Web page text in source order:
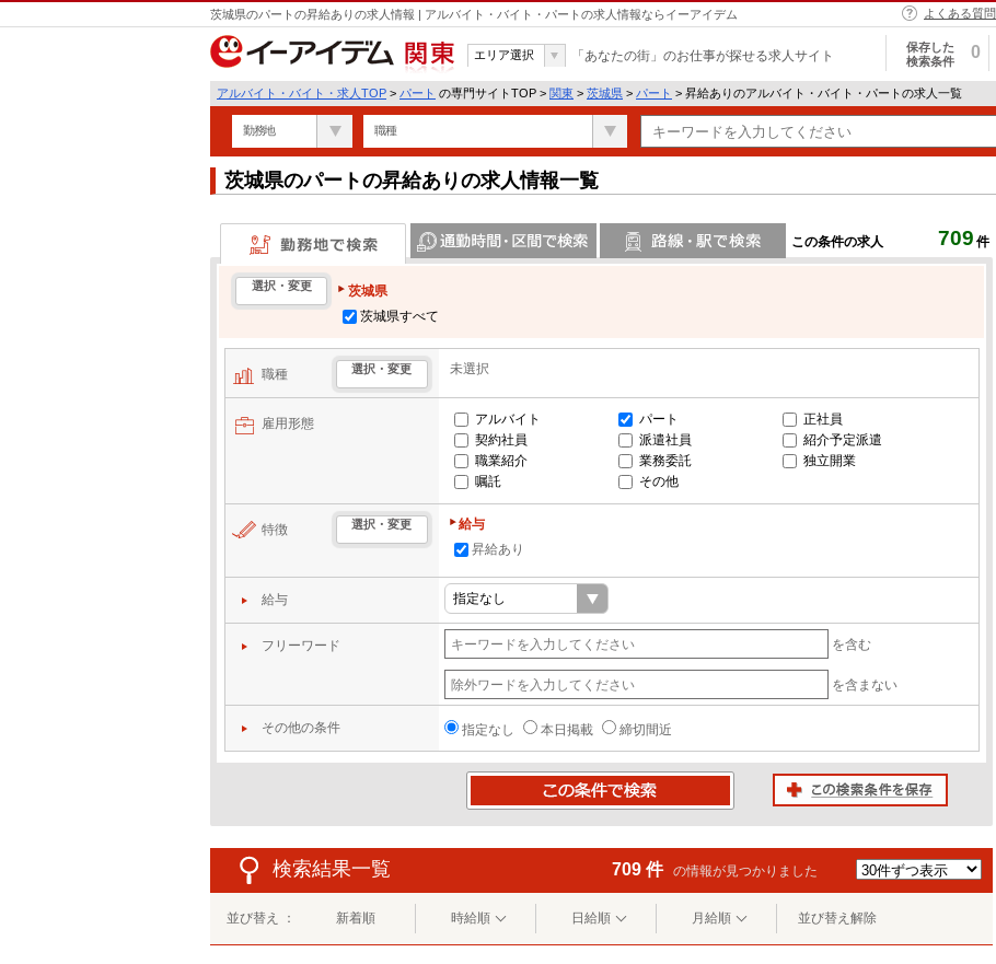
茨城県のパートの昇給ありの求人情報 | アルバイト・バイト・パートの求人情報ならイーアイデム よくある質問
関東
エリア選択 「あなたの街」のお仕事が探せる求人サイト
保存した
検索条件
0
アルバイト・バイト・求人TOP > パート の専門サイトTOP > 関東 > 茨城県 > パート > 昇給ありのアルバイト・バイト・パートの求人一覧
勤務地 職種
茨城県のパートの昇給ありの求人情報一覧
この条件の求人 709 件
勤務地で検索
選択・変更
茨城県
茨城県すべて
職種 選択・変更 未選択
雇用形態 アルバイト パート
正社員
契約社員
派遣社員
紹介予定派遣
職業紹介
業務委託
独立開業
嘱託
その他
特徴 選択・変更
給与
昇給あり
給与
フリーワード を含む
を含まない
その他の条件 指定なし 本日掲載 締切間近
検索結果一覧 709 件 の情報が見つかりました
並び替え ： 新着順 時給順 日給順 月給順 並び替え解除